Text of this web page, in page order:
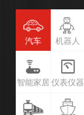
汽车 机器人
智能家居 仪表仪器